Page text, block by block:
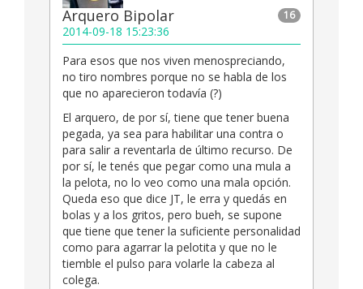
16
Arquero Bipolar
2014-09-18 15:23:36
Para esos que nos viven menospreciando,
no tiro nombres porque no se habla de los
que no aparecieron todavía (?)
El arquero, de por sí, tiene que tener buena
pegada, ya sea para habilitar una contra o
para salir a reventarla de último recurso. De
por sí, le tenés que pegar como una mula a
la pelota, no lo veo como una mala opción.
Queda eso que dice JT, le erra y quedás en
bolas y a los gritos, pero bueh, se supone
que tiene que tener la suficiente personalidad
como para agarrar la pelotita y que no le
tiemble el pulso para volarle la cabeza al
colega.